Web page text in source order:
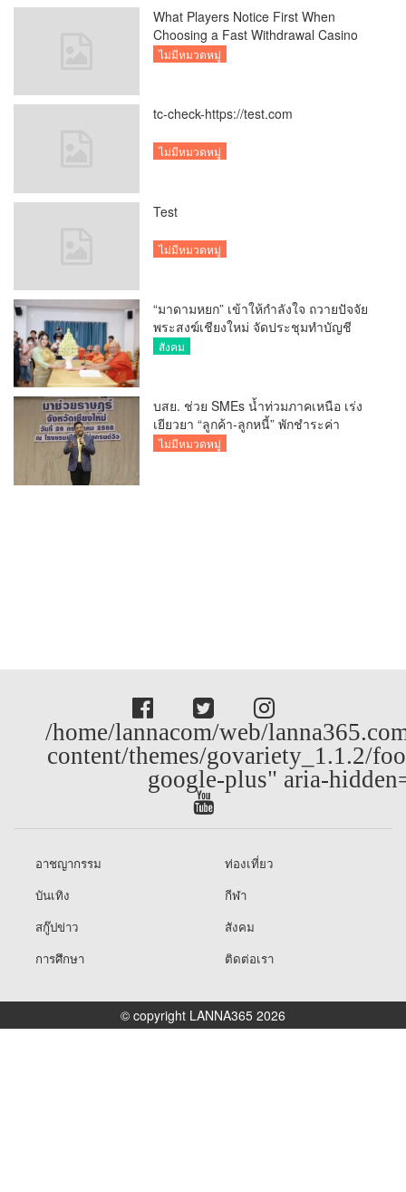
What Players Notice First When
Choosing a Fast Withdrawal Casino
UK
ไม่มีหมวดหมู่
tc-check-https://test.com
ไม่มีหมวดหมู่
Test
ไม่มีหมวดหมู่
“มาดามหยก” เข้าให้กำลังใจ ถวายปัจจัย
พระสงฆ์เชียงใหม่ จัดประชุมทำบัญชี
รายรับรายจ่ายของวัด กว่า 300 รูป ที่วัด
สังคม
บสย. ช่วย SMEs น้ำท่วมภาคเหนือ เร่ง
เยียวยา “ลูกค้า-ลูกหนี้” พักชำระค่า
ธรรมเนียม-ค่างวด
ไม่มีหมวดหมู่
/home/lannacom/web/
content/themes/govariety_1.1.2/
google-plus" aria-
อาชญากรรม
ท่องเที่ยว
บันเทิง
กีฬา
สกู๊ปข่าว
สังคม
การศึกษา
ติดต่อเรา
© copyright LANNA365 2026